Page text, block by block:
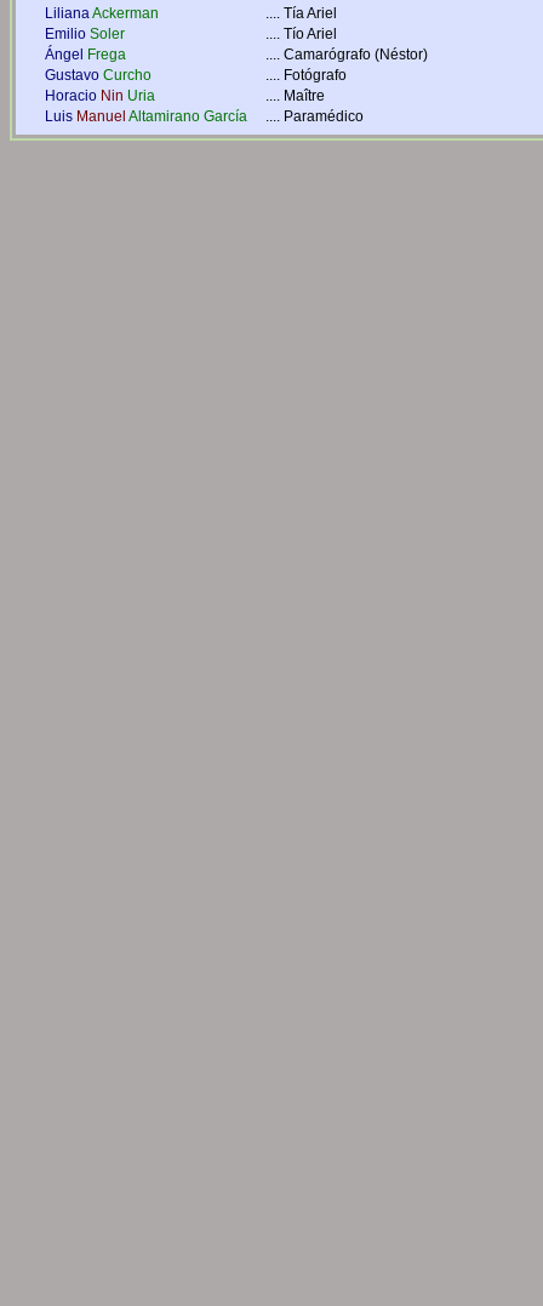
LilianaAckerman .... Tía Ariel
Emilio Soler .... Tío Ariel
Ángel
Frega .... Camarógrafo (Néstor)
Gustavo Curcho .... Fotógrafo
Horacio Nin Uria .... Maître
Luis Manuel Altamirano García .... Paramédico